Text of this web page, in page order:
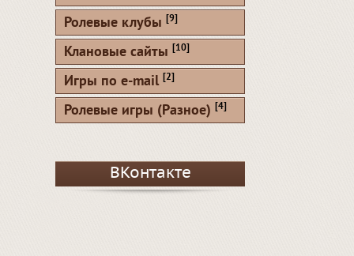
Ролевые клубы [9]
Клановые сайты [10]
Игры по e-mail [2]
Ролевые игры (Разное) [4]
ВКонтакте